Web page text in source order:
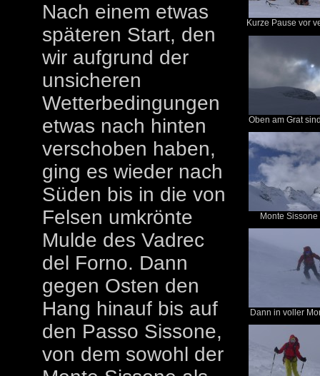
Nach einem etwas
späteren Start, den
wir aufgrund der
unsicheren
Wetterbedingungen
etwas nach hinten
verschoben haben,
ging es wieder nach
Süden bis in die von
Felsen umkrönte
Mulde des Vadrec
del Forno. Dann
gegen Osten den
Hang hinauf bis auf
den Passo Sissone,
von dem sowohl der
Kurze Pause vor
Oben am Grat
Monte
Dann in voller